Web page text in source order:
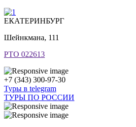
ЕКАТЕРИНБУРГ
Шейнкмана, 111
РТО 022613
+7 (343) 300-97-30
Туры в telegram
ТУРЫ ПО РОССИИ